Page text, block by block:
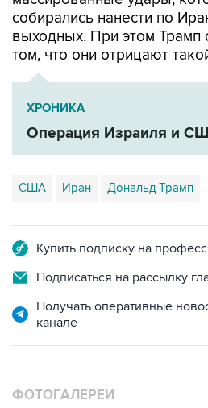
собирались нанести по
выходных. При этом Трамп
том, что они отрицают
ХРОНИКА
Операция Израиля и
США Иран Дональд Трамп
Купить подписку на
Подписаться на рассылку
Получать оперативные
канале
ФОТОГАЛЕРЕИ